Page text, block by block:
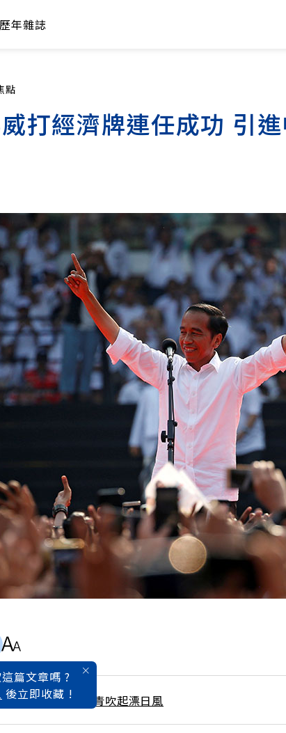
歷年雜誌
點
打經濟牌連任成功 引
加入追蹤
篇文章嗎 ?
後立即收藏 !
/ 5月號雜誌 台青吹起漂日風